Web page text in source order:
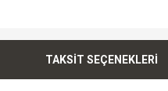
TAKSİT SEÇENEKLERİ